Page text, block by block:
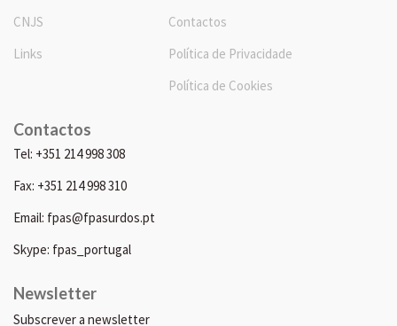
CNJS
Links
Contactos
Política de Privacidade
Política de Cookies
Contactos
Tel: +351 214 998 308
Fax: +351 214 998 310
Email: fpas@fpasurdos.pt
Skype: fpas_portugal
Newsletter
Subscrever a newsletter